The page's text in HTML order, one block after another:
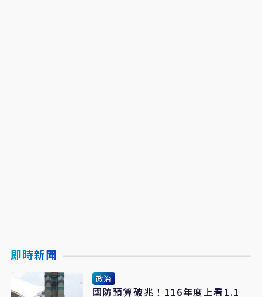
即時新聞
政治
國防預算破兆！116年度上看1.1